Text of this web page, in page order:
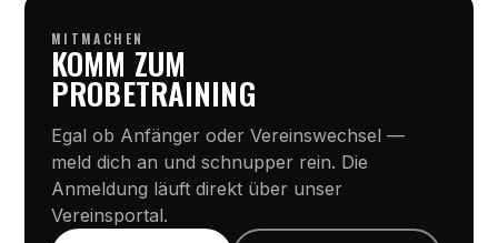
MITMACHEN
KOMM ZUM
PROBETRAINING
Egal ob Anfänger oder Vereinswechsel —
meld dich an und schnupper rein. Die
Anmeldung läuft direkt über unser
Vereinsportal.